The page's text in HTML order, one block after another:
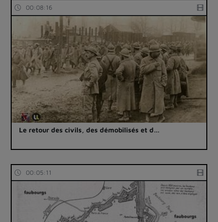
00:08:16
Le retour des civils, des démobilisés et d…
00:05:11